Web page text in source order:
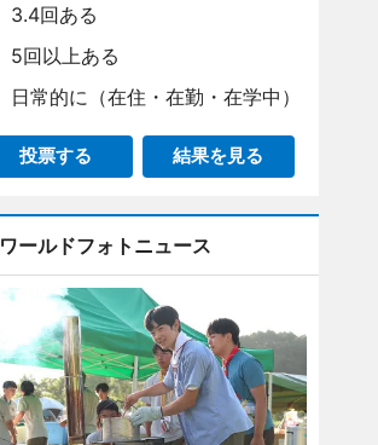
3.4回ある
5回以上ある
日常的に（在住・在勤・在学中）
投票する 結果を見る
ワールドフォトニュース